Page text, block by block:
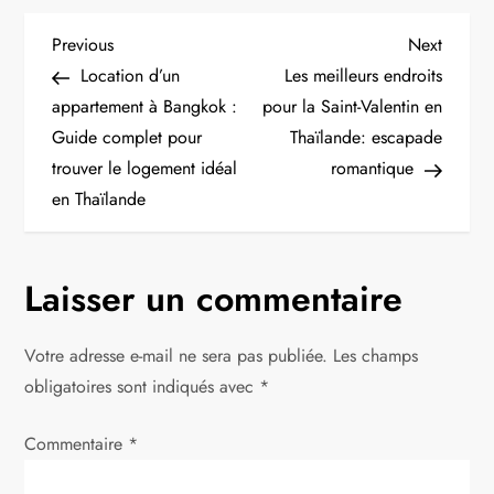
N
a
v
i
a
t
Previous
Post
Previous
Location d’un
appartement à Bangkok :
Guide complet pour
trouver le logement idéal
en Thaïlande
Next
Post
Next
Les meilleurs endroits
pour la Saint-Valentin en
Thaïlande: escapade
romantique
Laisser un commentaire
Votre adresse e-mail ne sera pas publiée. Les champs
obligatoires sont indiqués avec *
Commentaire *